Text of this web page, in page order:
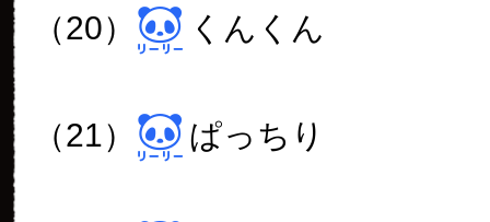
（20） くんくん
（21） ぱっちり